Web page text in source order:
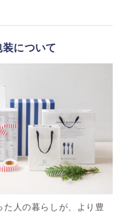
について
人の暮らしが、より豊